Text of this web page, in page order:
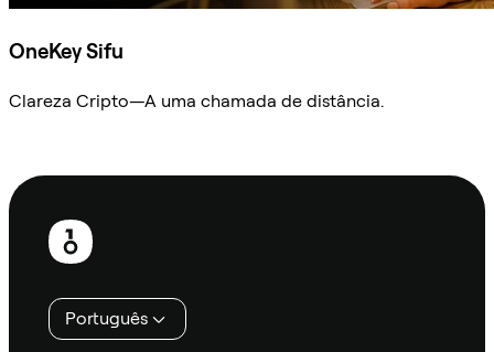
OneKey Sifu
Clareza Cripto—A uma chamada de distância.
Rodapé
Português